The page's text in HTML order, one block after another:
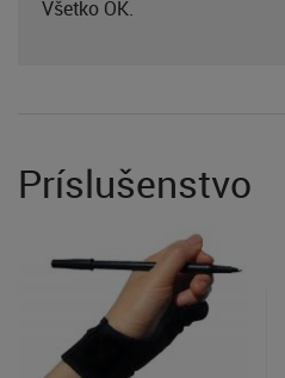
Všetko OK.
Príslušenstvo